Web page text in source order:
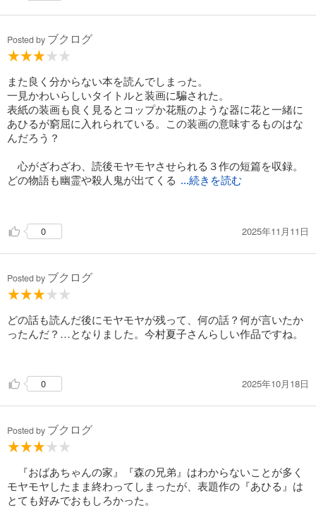
Posted by ブクログ
また良く分からない本を読んでしまった。
一見かわいらしいタイトルと装画に騙された。
表紙の装画も良く見るとコップか花瓶のような器に花と一緒に
あひるが窮屈に入れられている。この装画の意味するものはな
んだろう？
心がざわざわ、読後モヤモヤさせられる３作の短篇を収録。
どの物語も幽霊や殺人鬼が出てくる ...続きを読む
〇『あひる』
それをきっかけに近所の子供達が集まり始めるが…
一見、あたたかな絵に描いたような家族だけど
感じだ。
所々に違和感が散りばめられていて小さな染みが気付いたら大
解説にもあるように「今村夏子が何について書いているのかま
だ誰も知らない。」答えは読者委せ。
せる筆致には感服。
『こちらあみ子』とはまた違った面白さがあった。
0 2025年11月11日
Posted by ブクログ
どの話も読んだ後にモヤモヤが残って、何の話？何が言いたか
ったんだ？…となりました。今村夏子さんらしい作品ですね。
0 2025年10月18日
Posted by ブクログ
『おばあちゃんの家』『森の兄弟』はわからないことが多く
モヤモヤしたまま終わってしまったが、表題作の『あひる』は
とても好みでおもしろかった。